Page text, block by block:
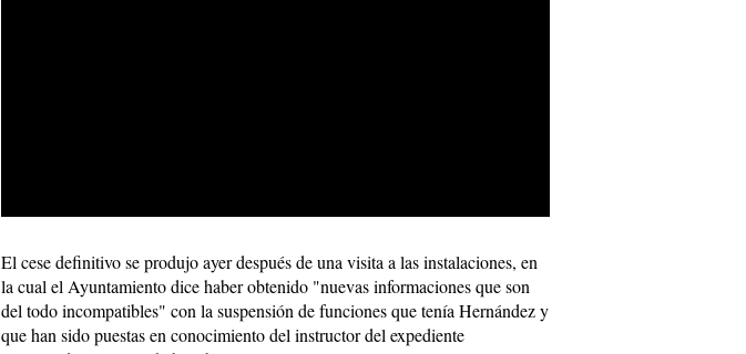
El cese definitivo se produjo ayer después de una visita a las instalaciones, en
la cual el Ayuntamiento dice haber obtenido "nuevas informaciones que son
del todo incompatibles" con la suspensión de funciones que tenía Hernández y
que han sido puestas en conocimiento del instructor del expediente